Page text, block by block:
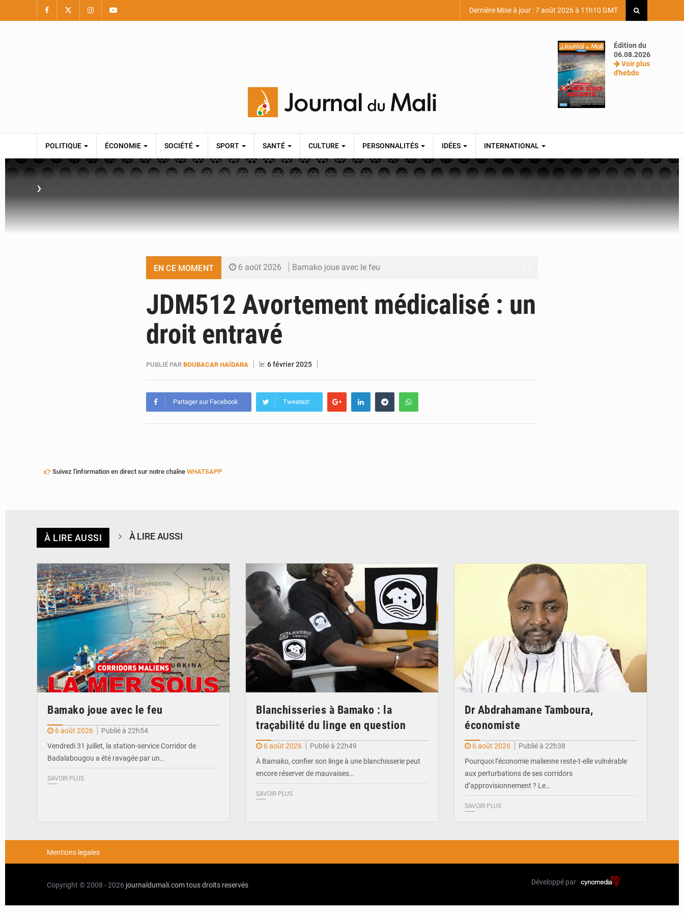
Dernière Mise à jour : 7 août 2026 à 11h10 GMT
Édition du
06.08.2026
Voir plus
d'hebdo
POLITIQUE ÉCONOMIE SOCIÉTÉ SPORT SANTÉ CULTURE PERSONNALITÉS IDÉES INTERNATIONAL
›
EN CE MOMENT 6 août 2026 Bamako joue avec le feu
6 août 2026 Dr Abdrahamane Tamboura, économiste
6 août 2026
JDM512 Avortement médicalisé : un
droit entravé
PUBLIÉ PAR BOUBACAR HAÏDARA le:6 février 2025
Partager sur Facebook Tweetez!
Suivez l'information en direct sur notre chaîne WHATSAPP
À LIRE AUSSI À LIRE AUSSI
© JDM
Bamako joue avec le feu
6 août 2026
Publié à 22h54
Vendredi 31 juillet, la station-service Corridor de
Badalabougou a été ravagée par un…
SAVOIR PLUS
Blanchisseries à Bamako : la
traçabilité du linge en question
6 août 2026
Publié à 22h49
À Bamako, confier son linge à une blanchisserie peut
encore réserver de mauvaises…
SAVOIR PLUS
Dr Abdrahamane Tamboura,
économiste
6 août 2026
Publié à 22h38
Pourquoi l’économie malienne reste-t-elle vulnérable
aux perturbations de ses corridors
d’approvisionnement ? Le…
SAVOIR PLUS
Mentions legales
Copyright © 2008 - 2026 journaldumali.comtous droits reservés Développé par